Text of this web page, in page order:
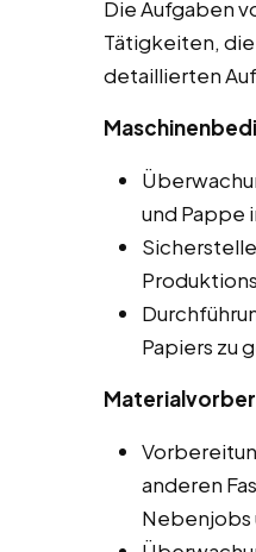
Die Aufgaben
Tätigkeiten,
detaillierten
und Pappe
Papiers zu
anderen
Nebenjobs